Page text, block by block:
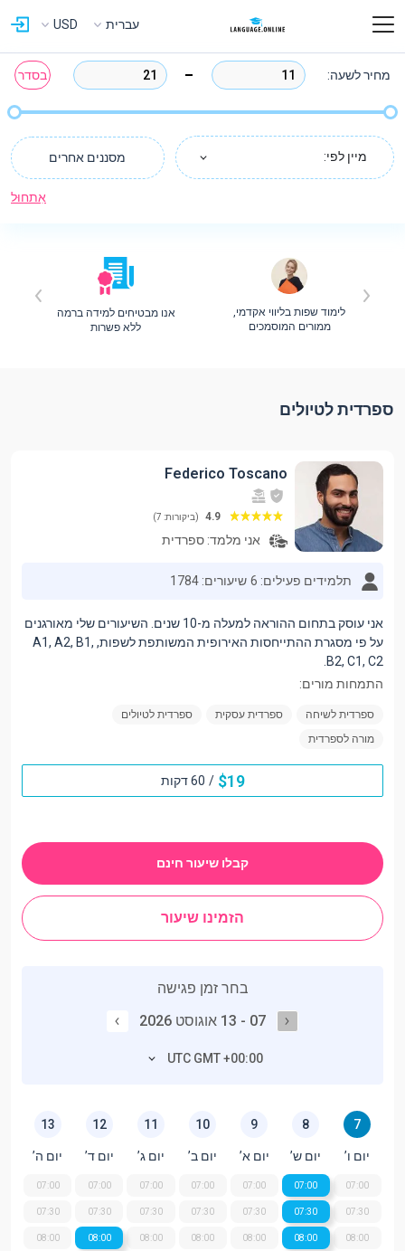
עברית USD
אִתחוּל
מחיר לשעה: בסדר
מיין לפי: מסננים אחרים
לימוד שפות בליווי אקדמי,
ממורים המוסמכים
אנו מבטיחים למידה ברמה
ללא פשרות
ספרדית לטיולים
Federico Toscano
4.9 (ביקורות: 7)
אני מלמד: ספרדית
תלמידים פעילים: 6 שיעורים: 1784
אני עוסק בתחום ההוראה למעלה מ-10 שנים. השיעורים שלי מאורגנים
על פי מסגרת ההתייחסות האירופית המשותפת לשפות, A1, A2, B1,
B2, C1, C2.
התמחות מורים:
ספרדית לשיחה ספרדית עסקית
ספרדית לטיולים
מורה לספרדית
19
$
/ 60 דקות
קבלו שיעור חינם
הזמינו שיעור
בחר זמן פגישה
07 - 13 אוגוסט 2026
UTC GMT +00:00
7
יום ו’
07:00
07:30
08:00
8
יום ש’
07:00
07:30
08:00
9
יום א’
07:00
07:30
08:00
10
יום ב’
07:00
07:30
08:00
11
יום ג’
07:00
07:30
08:00
12
יום ד’
07:00
07:30
08:00
13
יום ה’
07:00
07:30
08:00